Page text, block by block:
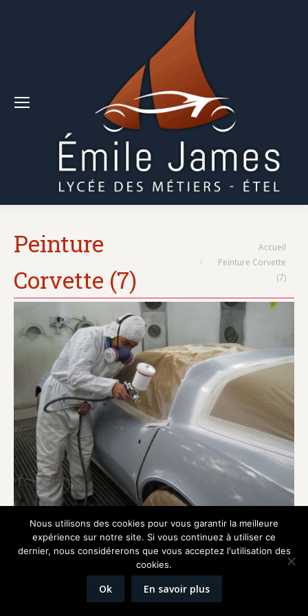
Peinture
Corvette (7)
Accueil
Peinture Corvette
(7)
RéalisationGraphik'up
Mentions légales
Nous utilisons des cookies pour vous garantir la meilleure
expérience sur notre site. Si vous continuez à utiliser ce
dernier, nous considérerons que vous acceptez l'utilisation des
cookies.
Ok En savoir plus